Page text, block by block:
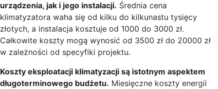
urządzenia, jak i jego instalacji. Średnia cena
klimatyzatora waha się od kilku do kilkunastu tysięcy
złotych, a instalacja kosztuje od 1000 do 3000 zł.
Całkowite koszty mogą wynosić od 3500 zł do 20000 zł
w zależności od specyfiki projektu.
Koszty eksploatacji klimatyzacji są istotnym aspektem
długoterminowego budżetu. Miesięczne koszty energii